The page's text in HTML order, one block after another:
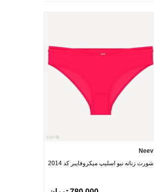
Neev
شورت زنانه نیو اسلیپ میکروفایبر کد 2014